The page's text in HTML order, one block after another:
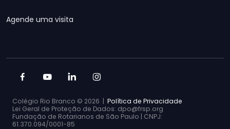
Agende uma visita
Colégio Rio Branco © 2026 | Política de Privacidade
Lei Geral de Proteção de Dados: dpo@frsp.org
Fundação de Rotarianos de São Paulo | CNPJ:
61.370.094/0001-85